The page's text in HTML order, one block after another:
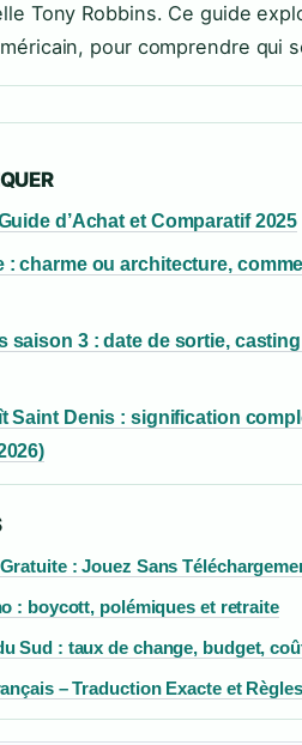
Tony Robbins. Ce guide
pour comprendre
d’Achat et Comparatif 2025
: charme ou architecture,
saison 3 : date de sortie,
Saint Denis : signification
: Jouez Sans
: boycott, polémiques et retraite
Sud : taux de change, budget,
– Traduction Exacte et